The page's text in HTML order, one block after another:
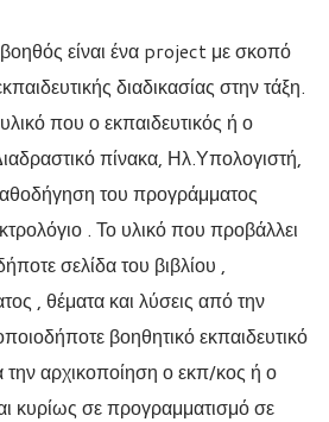
είναι ένα project με σκοπό
διαδικασίας στην τάξη.
που ο εκπαιδευτικός ή ο
πίνακα, Ηλ.Υπολογιστή,
του προγράμματος
. Το υλικό που προβάλλει
σελίδα του βιβλίου ,
, θέματα και λύσεις από την
βοηθητικό εκπαιδευτικό
την αρχικοποίηση ο εκπ/κος ή ο
κυρίως σε προγραμματισμό σε